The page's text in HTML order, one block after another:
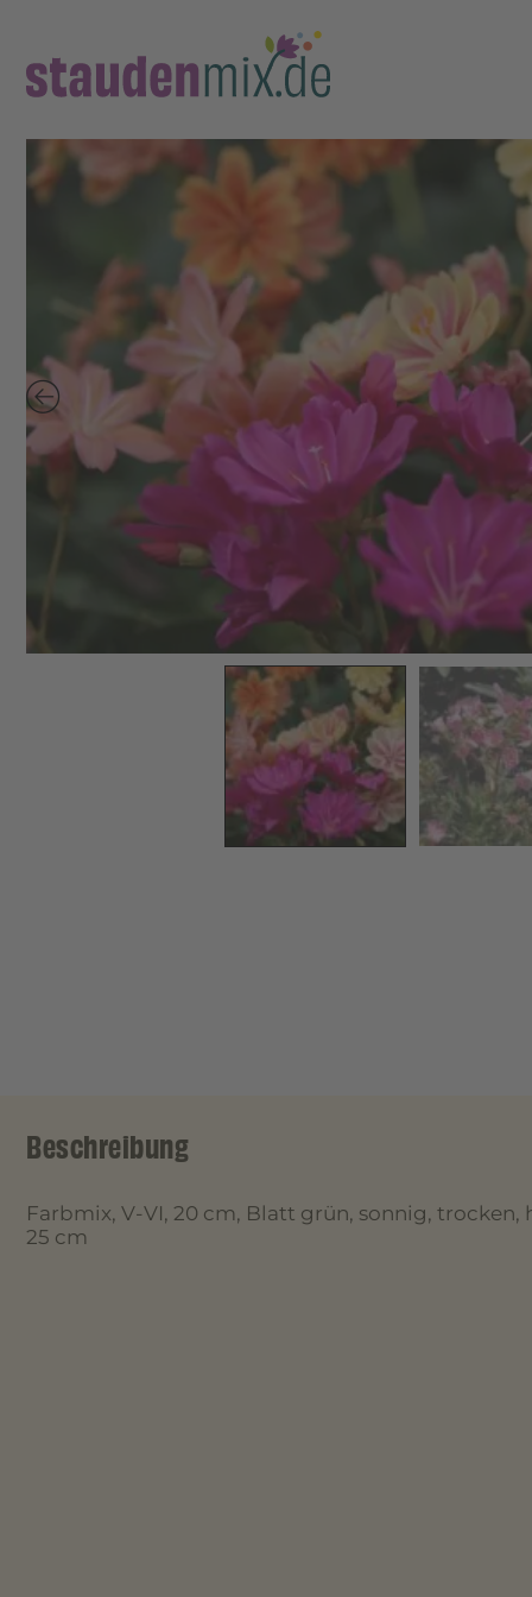
Beschreibung
Farbmix, V-VI, 20 cm, Blatt grün, sonnig, trocken,
25 cm